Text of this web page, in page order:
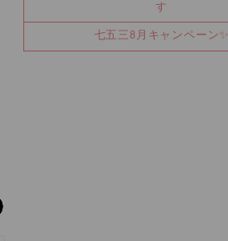
す
七五三8月キャンペーン✨